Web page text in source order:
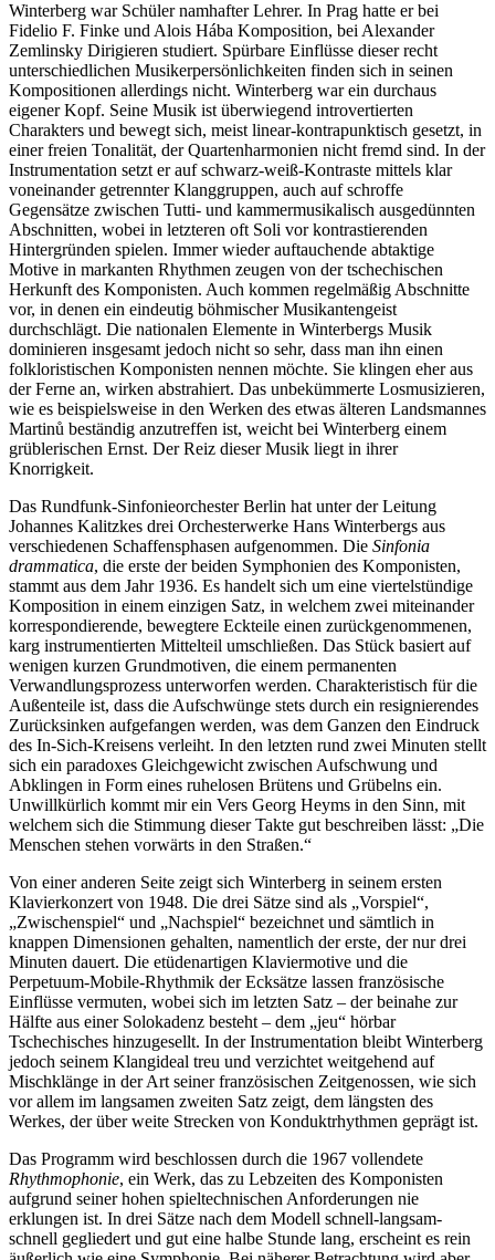
Winterberg war Schüler namhafter Lehrer. In Prag hatte er bei
Fidelio F. Finke und Alois Hába Komposition, bei Alexander
Zemlinsky Dirigieren studiert. Spürbare Einflüsse dieser recht
unterschiedlichen Musikerpersönlichkeiten finden sich in seinen
Kompositionen allerdings nicht. Winterberg war ein durchaus
eigener Kopf. Seine Musik ist überwiegend introvertierten
Charakters und bewegt sich, meist linear-kontrapunktisch gesetzt, in
einer freien Tonalität, der Quartenharmonien nicht fremd sind. In der
Instrumentation setzt er auf schwarz-weiß-Kontraste mittels klar
voneinander getrennter Klanggruppen, auch auf schroffe
Gegensätze zwischen Tutti- und kammermusikalisch ausgedünnten
Abschnitten, wobei in letzteren oft Soli vor kontrastierenden
Hintergründen spielen. Immer wieder auftauchende abtaktige
Motive in markanten Rhythmen zeugen von der tschechischen
Herkunft des Komponisten. Auch kommen regelmäßig Abschnitte
vor, in denen ein eindeutig böhmischer Musikantengeist
durchschlägt. Die nationalen Elemente in Winterbergs Musik
dominieren insgesamt jedoch nicht so sehr, dass man ihn einen
folkloristischen Komponisten nennen möchte. Sie klingen eher aus
der Ferne an, wirken abstrahiert. Das unbekümmerte Losmusizieren,
wie es beispielsweise in den Werken des etwas älteren Landsmannes
Martinů beständig anzutreffen ist, weicht bei Winterberg einem
grüblerischen Ernst. Der Reiz dieser Musik liegt in ihrer
Knorrigkeit.
Das Rundfunk-Sinfonieorchester Berlin hat unter der Leitung
Johannes Kalitzkes drei Orchesterwerke Hans Winterbergs aus
verschiedenen Schaffensphasen aufgenommen. Die Sinfonia
drammatica, die erste der beiden Symphonien des Komponisten,
stammt aus dem Jahr 1936. Es handelt sich um eine viertelstündige
Komposition in einem einzigen Satz, in welchem zwei miteinander
korrespondierende, bewegtere Eckteile einen zurückgenommenen,
karg instrumentierten Mittelteil umschließen. Das Stück basiert auf
wenigen kurzen Grundmotiven, die einem permanenten
Verwandlungsprozess unterworfen werden. Charakteristisch für die
Außenteile ist, dass die Aufschwünge stets durch ein resignierendes
Zurücksinken aufgefangen werden, was dem Ganzen den Eindruck
des In-Sich-Kreisens verleiht. In den letzten rund zwei Minuten stellt
sich ein paradoxes Gleichgewicht zwischen Aufschwung und
Abklingen in Form eines ruhelosen Brütens und Grübelns ein.
Unwillkürlich kommt mir ein Vers Georg Heyms in den Sinn, mit
welchem sich die Stimmung dieser Takte gut beschreiben lässt: „Die
Menschen stehen vorwärts in den Straßen.“
Von einer anderen Seite zeigt sich Winterberg in seinem ersten
Klavierkonzert von 1948. Die drei Sätze sind als „Vorspiel“,
„Zwischenspiel“ und „Nachspiel“ bezeichnet und sämtlich in
knappen Dimensionen gehalten, namentlich der erste, der nur drei
Minuten dauert. Die etüdenartigen Klaviermotive und die
Perpetuum-Mobile-Rhythmik der Ecksätze lassen französische
Einflüsse vermuten, wobei sich im letzten Satz – der beinahe zur
Hälfte aus einer Solokadenz besteht – dem „jeu“ hörbar
Tschechisches hinzugesellt. In der Instrumentation bleibt Winterberg
jedoch seinem Klangideal treu und verzichtet weitgehend auf
Mischklänge in der Art seiner französischen Zeitgenossen, wie sich
vor allem im langsamen zweiten Satz zeigt, dem längsten des
Werkes, der über weite Strecken von Konduktrhythmen geprägt ist.
Das Programm wird beschlossen durch die 1967 vollendete
Rhythmophonie, ein Werk, das zu Lebzeiten des Komponisten
aufgrund seiner hohen spieltechnischen Anforderungen nie
erklungen ist. In drei Sätze nach dem Modell schnell-langsam-
schnell gegliedert und gut eine halbe Stunde lang, erscheint es rein